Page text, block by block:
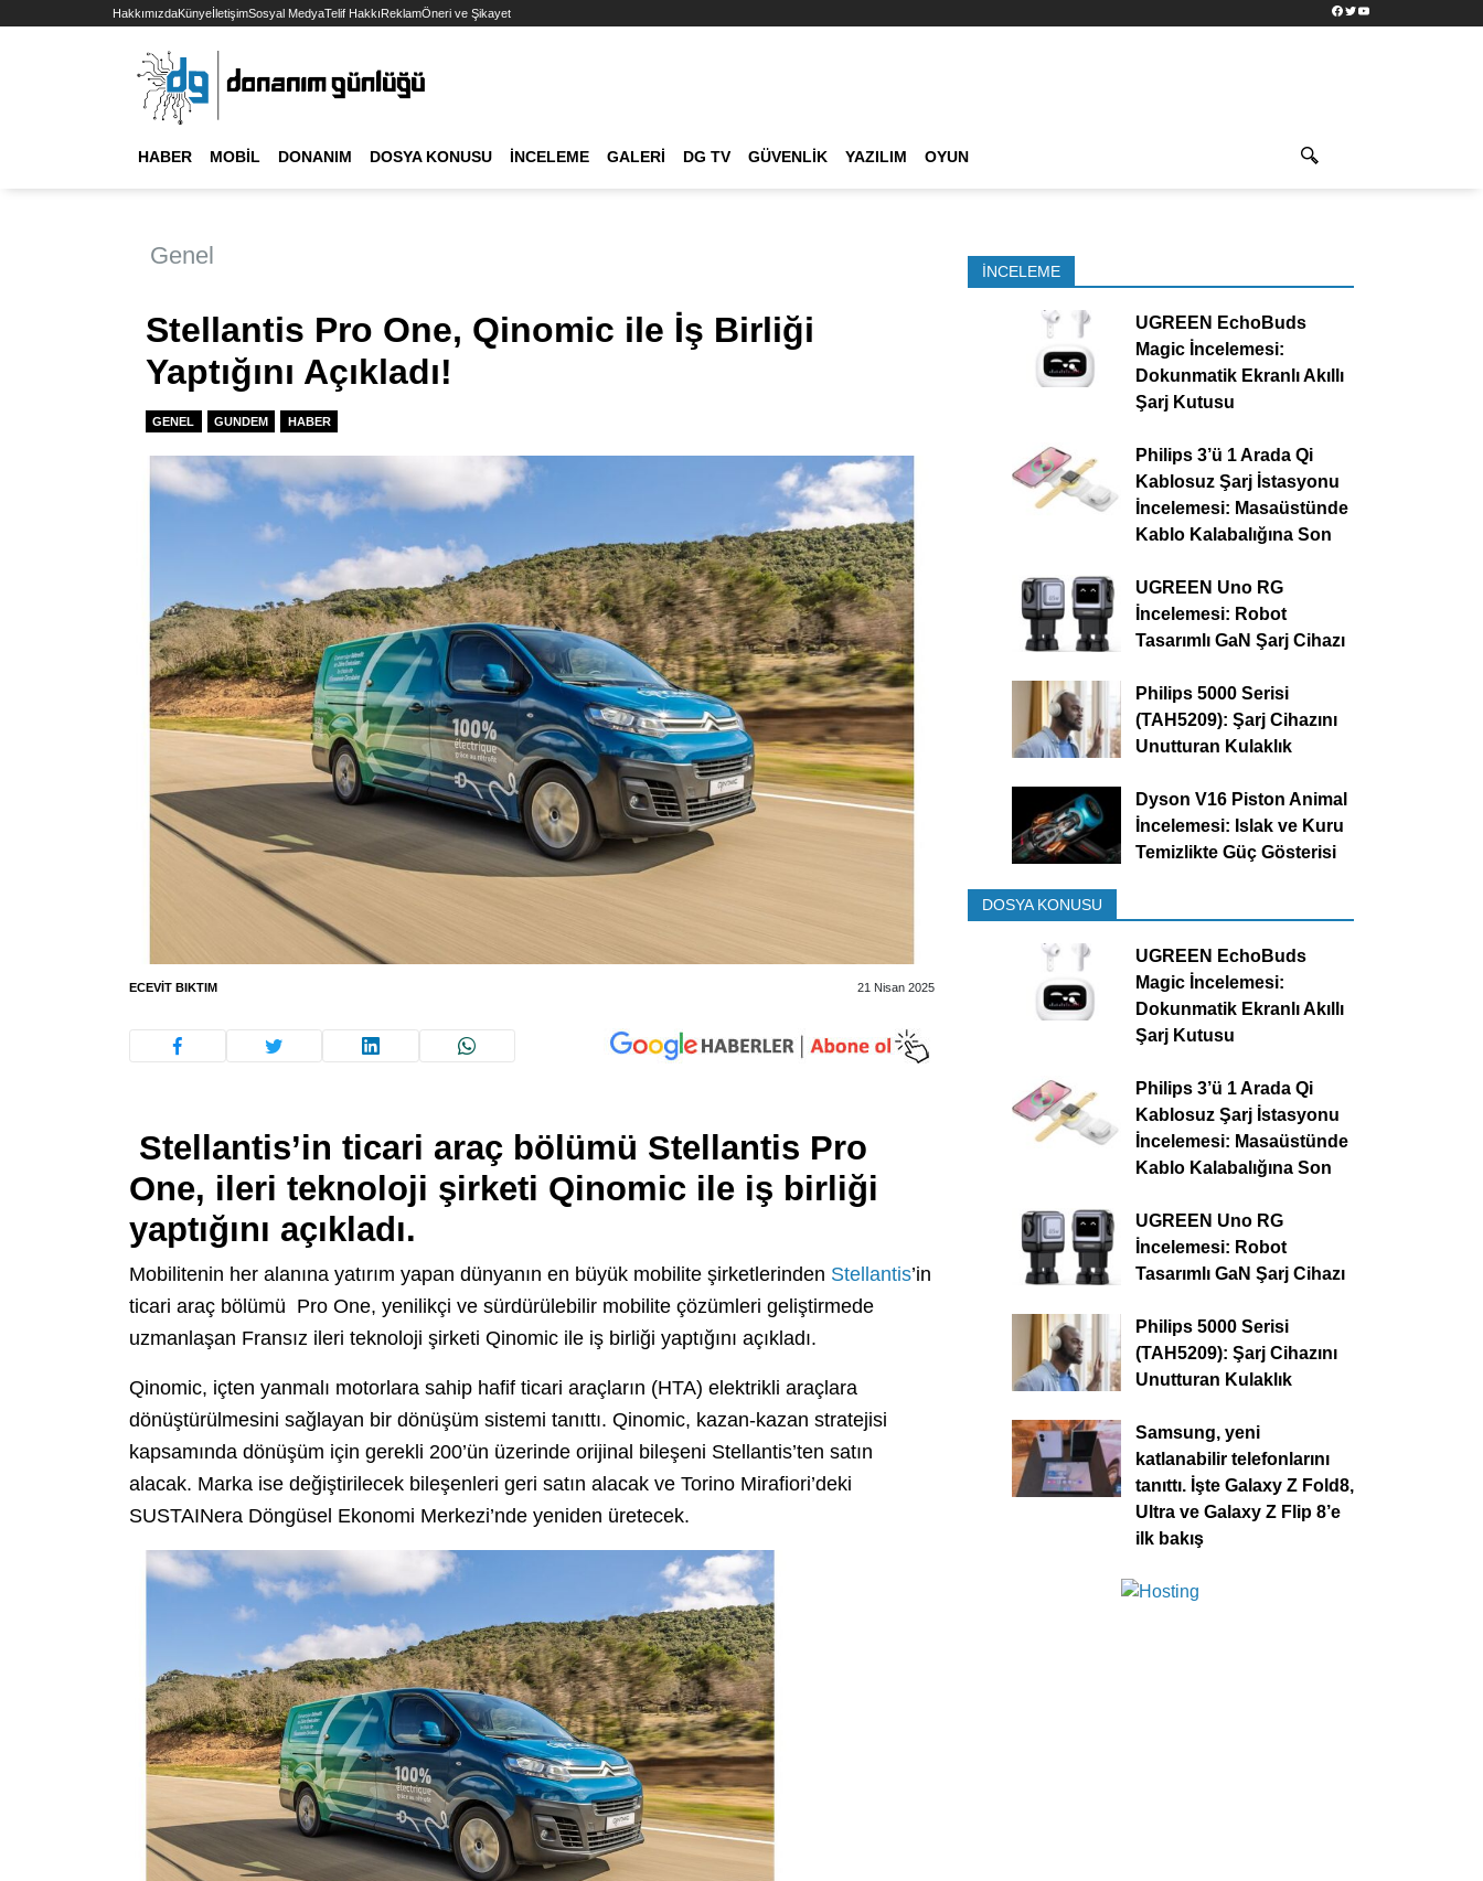
HakkımızdaKünyeİletişimSosyal MedyaTelif HakkıReklamÖneri ve Şikayet Facebook
TwitterYouTube
HABER MOBIL DONANIM DOSYA KONUSU İNCELEME GALERI DG TV GÜVENLIK YAZILIM OYUN
Genel
Stellantis Pro One, Qinomic ile İş Birliği
Yaptığını Açıkladı!
GENEL GUNDEM HABER
ECEVIT BIKTIM 21 Nisan 2025
Stellantis’in ticari araç bölümü Stellantis Pro
One, ileri teknoloji şirketi Qinomic ile iş birliği
yaptığını açıkladı.
Mobilitenin her alanına yatırım yapan dünyanın en büyük mobilite şirketlerinden Stellantis’in
ticari araç bölümü Pro One, yenilikçi ve sürdürülebilir mobilite çözümleri geliştirmede
uzmanlaşan Fransız ileri teknoloji şirketi Qinomic ile iş birliği yaptığını açıkladı.
Qinomic, içten yanmalı motorlara sahip hafif ticari araçların (HTA) elektrikli araçlara
dönüştürülmesini sağlayan bir dönüşüm sistemi tanıttı. Qinomic, kazan-kazan stratejisi
kapsamında dönüşüm için gerekli 200’ün üzerinde orijinal bileşeni Stellantis’ten satın
alacak. Marka ise değiştirilecek bileşenleri geri satın alacak ve Torino Mirafiori’deki
SUSTAINera Döngüsel Ekonomi Merkezi’nde yeniden üretecek.
İNCELEME
UGREEN EchoBuds
Magic İncelemesi:
Dokunmatik Ekranlı Akıllı
Şarj Kutusu
Philips 3’ü 1 Arada Qi
Kablosuz Şarj İstasyonu
İncelemesi: Masaüstünde
Kablo Kalabalığına Son
UGREEN Uno RG
İncelemesi: Robot
Tasarımlı GaN Şarj Cihazı
Philips 5000 Serisi
(TAH5209): Şarj Cihazını
Unutturan Kulaklık
Dyson V16 Piston Animal
İncelemesi: Islak ve Kuru
Temizlikte Güç Gösterisi
DOSYA KONUSU
UGREEN EchoBuds
Magic İncelemesi:
Dokunmatik Ekranlı Akıllı
Şarj Kutusu
Philips 3’ü 1 Arada Qi
Kablosuz Şarj İstasyonu
İncelemesi: Masaüstünde
Kablo Kalabalığına Son
UGREEN Uno RG
İncelemesi: Robot
Tasarımlı GaN Şarj Cihazı
Philips 5000 Serisi
(TAH5209): Şarj Cihazını
Unutturan Kulaklık
Samsung, yeni
katlanabilir telefonlarını
tanıttı. İşte Galaxy Z Fold8,
Ultra ve Galaxy Z Flip 8’e
ilk bakış